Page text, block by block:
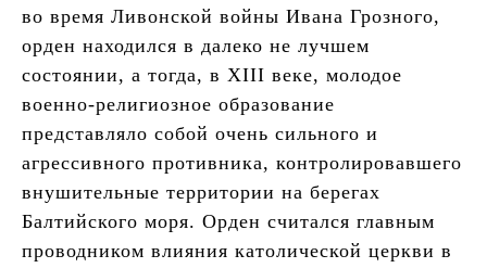
во время Ливонской войны Ивана Грозного,
орден находился в далеко не лучшем
состоянии, а тогда, в XIII веке, молодое
военно-религиозное образование
представляло собой очень сильного и
агрессивного противника, контролировавшего
внушительные территории на берегах
Балтийского моря. Орден считался главным
проводником влияния католической церкви в